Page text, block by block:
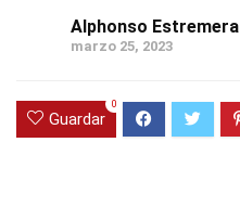
Alphonso Estremera
marzo 25, 2023
Guardar
0